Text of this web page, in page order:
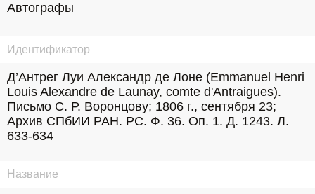
Автографы
Идентификатор
Д’Антрег Луи Александр де Лоне (Emmanuel Henri
Louis Alexandre de Launay, comte d'Antraigues).
Письмо С. Р. Воронцову; 1806 г., сентября 23;
Архив СПбИИ РАН. РС. Ф. 36. Оп. 1. Д. 1243. Л.
633-634
Название